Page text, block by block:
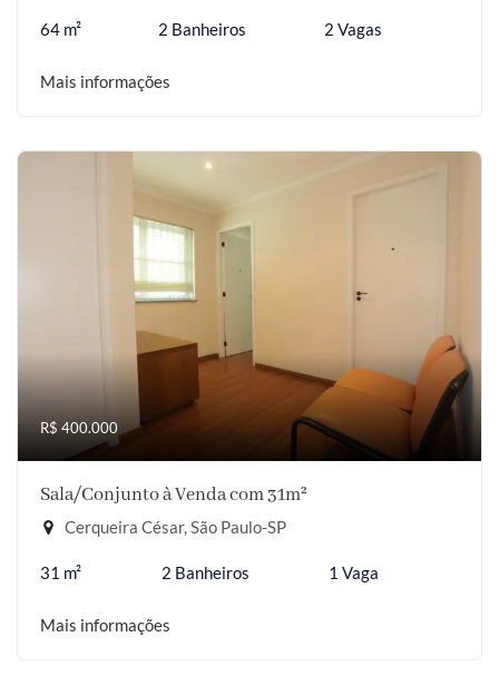
64 m² 2 Banheiros 2 Vagas
Mais informações
R$ 400.000
Sala/Conjunto à Venda com 31m²
Cerqueira César, São Paulo-SP
31 m² 2 Banheiros 1 Vaga
Mais informações